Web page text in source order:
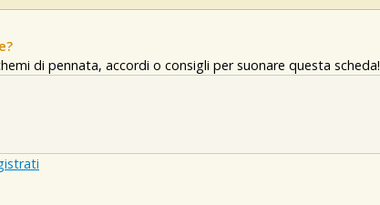
di pennata, accordi o consigli per suonare questa scheda!